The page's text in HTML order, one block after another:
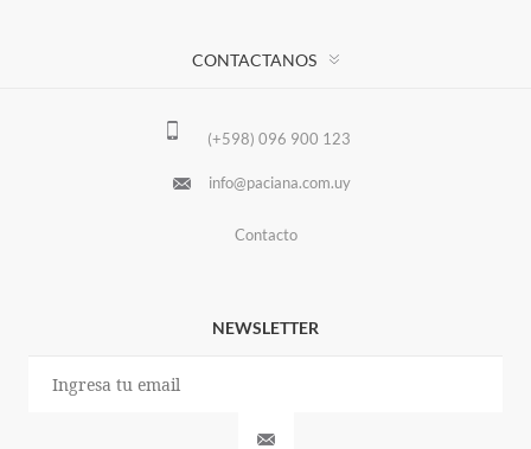
CONTACTANOS
(+598) 096 900 123
info@paciana.com.uy
Contacto
NEWSLETTER